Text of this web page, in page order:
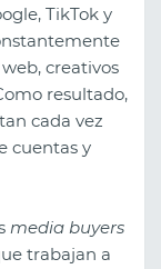
TikTok y
creativos
resultado,
cada vez
cuentas y
media buyers
trabajan a